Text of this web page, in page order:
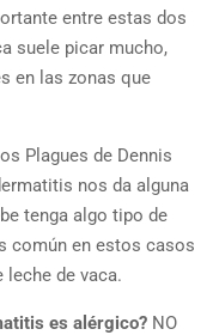
entre estas dos
suele picar mucho,
en las zonas que
Plagues de Dennis
nos da alguna
tenga algo tipo de
común en estos casos
leche de vaca.
es alérgico? NO